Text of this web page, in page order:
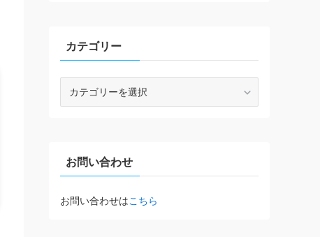
カテゴリー
お問い合わせ
お問い合わせはこちら